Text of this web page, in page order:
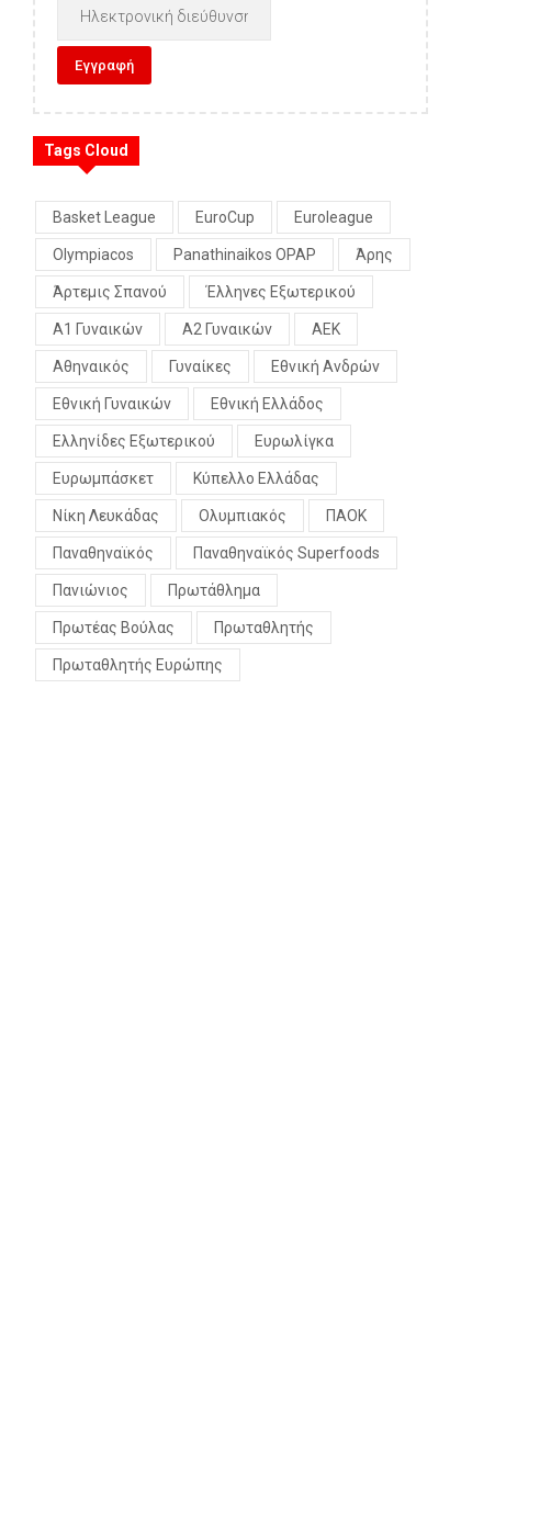
Tags Cloud
Basket League EuroCup Euroleague
Olympiacos Panathinaikos OPAP Άρης
Άρτεμις Σπανού Έλληνες Εξωτερικού
Α1 Γυναικών Α2 Γυναικών ΑΕΚ
Αθηναικός Γυναίκες Εθνική Ανδρών
Εθνική Γυναικών Εθνική Ελλάδος
Ελληνίδες Εξωτερικού Ευρωλίγκα
Ευρωμπάσκετ Κύπελλο Ελλάδας
Νίκη Λευκάδας Ολυμπιακός ΠΑΟΚ
Παναθηναϊκός Παναθηναϊκός Superfoods
Πανιώνιος Πρωτάθλημα
Πρωτέας Βούλας Πρωταθλητής
Πρωταθλητής Ευρώπης